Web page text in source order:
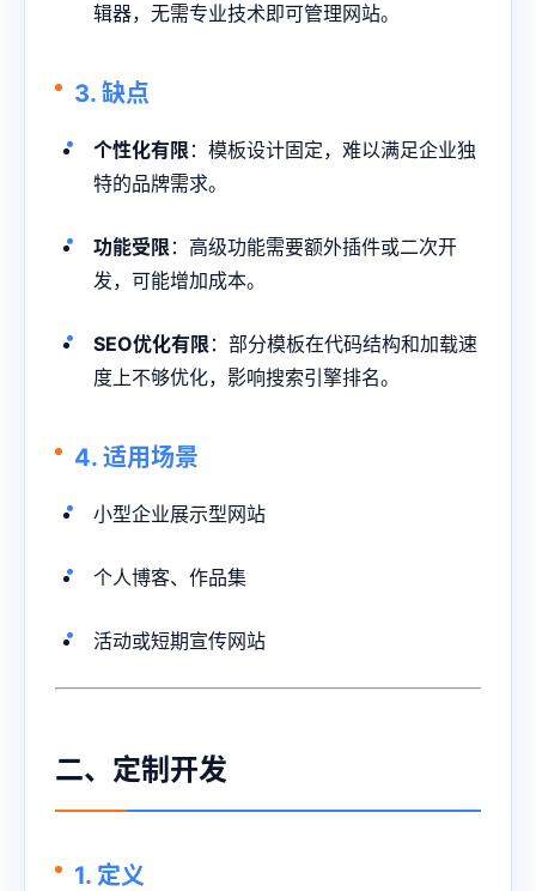
辑器，无需专业技术即可管理网站。
3. 缺点
个性化有限 ：模板设计固定，难以满足企业独
特的品牌需求。
功能受限 ：高级功能需要额外插件或二次开
发，可能增加成本。
SEO优化有限 ：部分模板在代码结构和加载速
度上不够优化，影响搜索引擎排名。
4. 适用场景
小型企业展示型网站
个人博客、作品集
活动或短期宣传网站
二、定制开发
1. 定义